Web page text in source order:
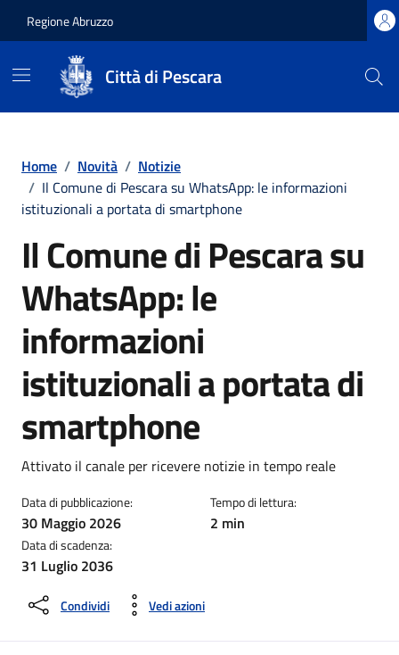
Regione Abruzzo
Città di Pescara
Home / Novità / Notizie
/ Il Comune di Pescara su WhatsApp: le informazioni
istituzionali a portata di smartphone
Il Comune di Pescara su
WhatsApp: le
informazioni
istituzionali a portata di
smartphone
Dettagli della notizia
Attivato il canale per ricevere notizie in tempo reale
Data di pubblicazione:
30 Maggio 2026
Data di scadenza:
31 Luglio 2036
Tempo di lettura:
2 min
Condividi Vedi azioni